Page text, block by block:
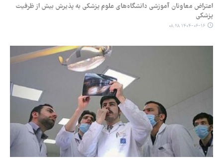
اعتراض معاونان آموزشی دانشگاه‌های علوم پزشکی به پذیرش بیش از ظرفیت
پزشکی
۱۴۰۴-۰۶-۱۶ ۰۸:۲۸